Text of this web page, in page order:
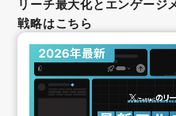
リーチ最大化とエンゲージ
戦略はこちら